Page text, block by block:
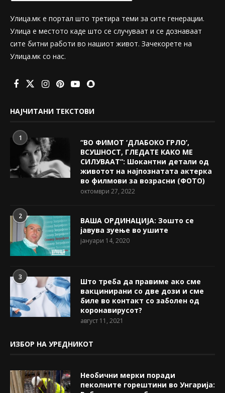
Улица.мк е портал што третира теми за сите генерации.
Улица е местото каде што се случуваат и се дознаваат
сите битни работи во нашиот живот. Зачекорете на
Улица.мк со нас.
НАЈЧИТАНИ ТЕКСТОВИ
1
“ВО ФИМОТ ‘ДЛАБОКО ГРЛО’,
ВСУШНОСТ, ГЛЕДАТЕ КАКО МЕ
СИЛУВААТ“: Шокантни детали од
животот на најпознатата актерка
во филмови за возрасни (ФОТО)
октомври 27, 2022
2
ВАША ОРДИНАЦИЈА: Зошто се
јавува зуење во ушите
јануари 14, 2020
3
Што треба да правиме ако сме
вакцинирани со две дози и сме
биле во контакт со заболен од
коронавирусот?
август 11, 2021
ИЗБОР НА УРЕДНИКОТ
Необични мерки поради
пеколните горештини во Унгарија: